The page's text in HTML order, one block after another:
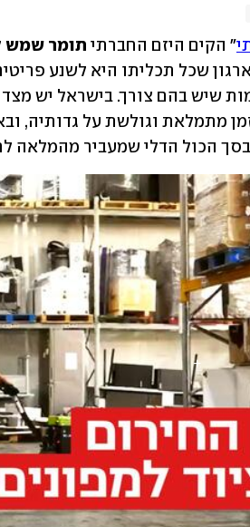
" הקים היזם החברתי תומר שמש
בסך הכול הדלי שמעביר מהמלאה